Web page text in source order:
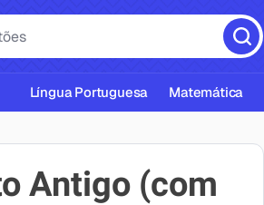
Língua Portuguesa Matemática
Antigo (com